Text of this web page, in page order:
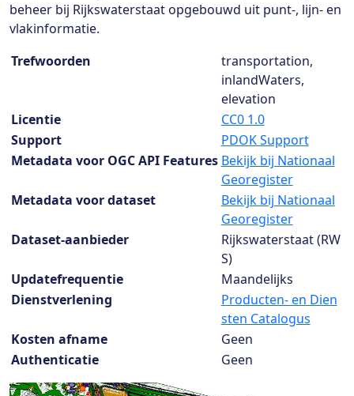
beheer bij Rijkswaterstaat opgebouwd uit punt-, lijn- en
vlakinformatie.
Dataset details
Trefwoorden
transportation,
inlandWaters,
elevation
Licentie
CC0 1.0
Support
PDOK Support
Metadata voor OGC API Features Bekijk bij Nationaal
Georegister
Metadata voor dataset
Bekijk bij Nationaal
Georegister
Dataset-aanbieder
Rijkswaterstaat (RW
S)
Updatefrequentie
Maandelijks
Dienstverlening
Producten- en Dien
sten Catalogus
Kosten afname
Geen
Authenticatie
Geen